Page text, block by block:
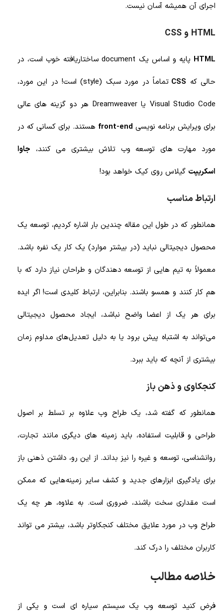
اجرای آن همیشه آسان نیست.
HTML و CSS
HTML پایه و اساس یک document
ساختاریافته خوب است، در
حالی که CSS
تماماً در مورد سبک (style) است! در این مورد،
Visual Studio Code یا Dreamweaver هر دو گزینه های عالی
برای ویرایش برنامه نویسی front-end هستند. برای کسانی که در
مورد مهارت های توسعه وب تلاش بیشتری می کنند، جاوا
اسکریپت گیلاس روی کیک خواهد بود!
ارتباط مناسب
همانطور که در طول این مقاله چندین بار اشاره کردیم، توسعه یک
محصول دیجیتالی نباید (در بیشتر موارد) یک کار یک نفره باشد.
معمولاً به تیم هایی از توسعه دهندگان و طراحان نیاز دارد که با
هم کار کنند و همسو باشند. بنابراین، ارتباط کلیدی است! اگر ایده
برای هر یک از اعضا واضح نباشد، ایجاد محصول دیجیتالی
می‌تواند به اشتباه پیش برود یا به دلیل تعدیل‌های مداوم زمان
بیشتری از آنچه که باید ببرد.
کنجکاوی و ذهن باز
همانطور که گفته شد، یک طراح وب علاوه بر تسلط بر اصول
طراحی و قابلیت استفاده، باید زمینه های دیگری مانند تجارت،
روانشناسی، توسعه و غیره را نیز بداند. از این رو، داشتن ذهنی باز
برای یادگیری ابزارهای جدید و کشف سایر زمینه‌هایی که ممکن
است مقداری سخت باشند، ضروری است. به علاوه، هر چه یک
طراح وب در مورد علایق مختلف کنجکاوتر باشد، بیشتر می تواند
کاربران مختلف را درک کند.
خلاصه مطالب
فرض کنید توسعه وب یک سیستم سیاره ای است و یکی از